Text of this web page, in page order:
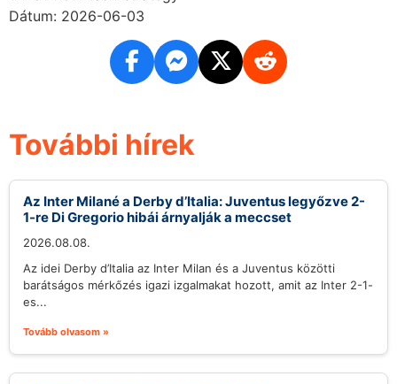
Dátum: 2026-06-03
További hírek
Az Inter Milané a Derby d’Italia: Juventus legyőzve 2-
1-re Di Gregorio hibái árnyalják a meccset
2026.08.08.
Az idei Derby d’Italia az Inter Milan és a Juventus közötti
barátságos mérkőzés igazi izgalmakat hozott, amit az Inter 2-1-
es...
Tovább olvasom »